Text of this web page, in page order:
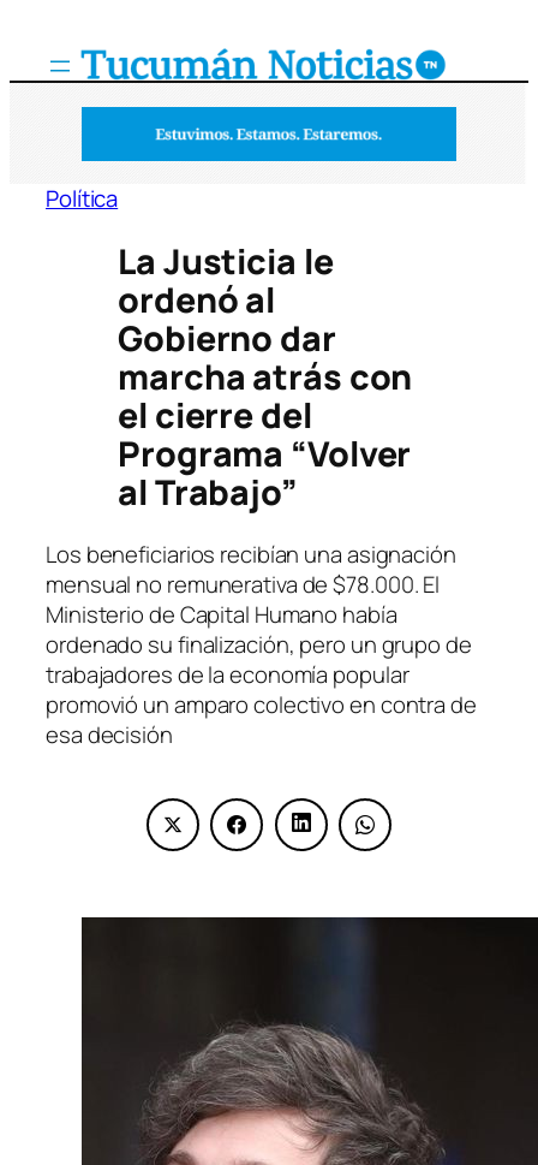
Política
La Justicia le
ordenó al
Gobierno dar
marcha atrás con
el cierre del
Programa “Volver
al Trabajo”
Los beneficiarios recibían una asignación
mensual no remunerativa de $78.000. El
Ministerio de Capital Humano había
ordenado su finalización, pero un grupo de
trabajadores de la economía popular
promovió un amparo colectivo en contra de
esa decisión